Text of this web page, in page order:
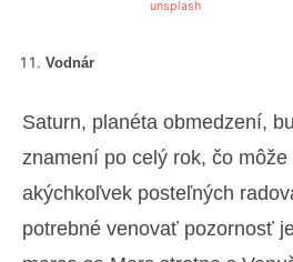
unsplash
Vodnár
Saturn, planéta obmedzení,
znamení po celý rok, čo
akýchkoľvek posteľných
potrebné venovať pozornosť